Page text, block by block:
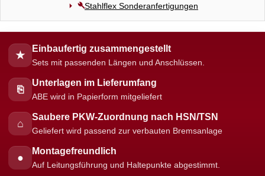
Stahlflex Sonderanfertigungen
★
Einbaufertig zusammengestellt
Sets mit passenden Längen und Anschlüssen.
⎘
Unterlagen im Lieferumfang
ABE wird in Papierform mitgeliefert
⌂
Saubere PKW-Zuordnung nach HSN/TSN
Geliefert wird passend zur verbauten Bremsanlage
●
Montagefreundlich
Auf Leitungsführung und Haltepunkte abgestimmt.